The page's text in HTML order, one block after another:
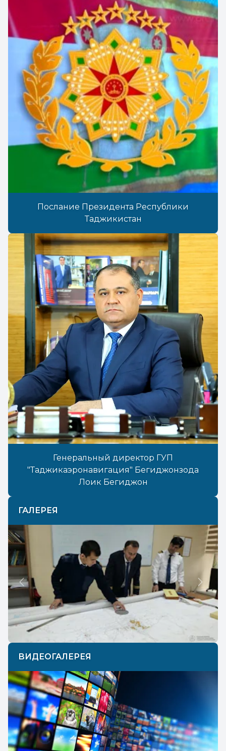
Послание Президента Республики
Таджикистан
Генеральный директор ГУП
"Таджикаэронавигация" Бегиджонзода
Лоик Бегиджон
ГАЛЕРЕЯ
Previous Next
ВИДЕОГАЛЕРЕЯ